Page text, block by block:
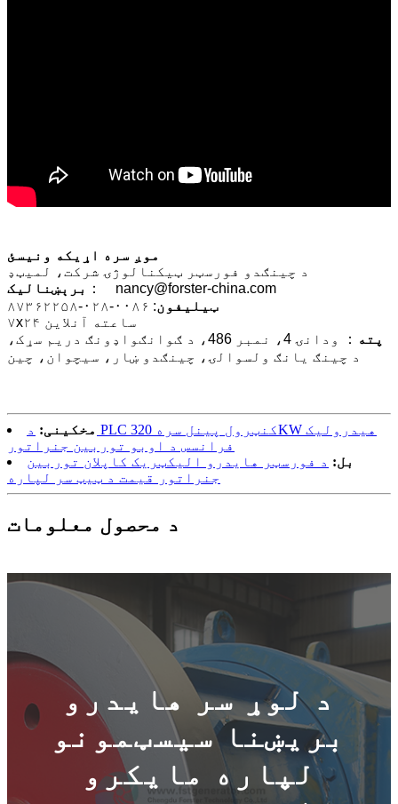
موږ سره اړیکه ونیسئ
د چینګدو فورسټر ټیکنالوژۍ شرکت، لمیټډ
برېښنالیک
： nancy@forster-china.com
ټیلیفون: ۰۰۸۶-۰۲۸-۸۷۳۶۲۲۵۸
۷x۲۴ ساعته آنلاین
پته
： ودانۍ 4، نمبر 486، د ګوانګواډونګ دریم سړک،
د چینګ یانګ ولسوالۍ، چینګدو ښار، سیچوان، چین
مخکینی: د PLC کنټرول پینل سره 320KW هیدرولیک
فرانسس د اوبو توربین جنراتور
بل: د فورسټر هایدرو الیکټریک کاپلان توربین
جنراتور قیمت د ټیټ سر لپاره
د محصول معلومات
د لوړ سر هایدرو
بریښنا سیسټمونو
لپاره مایکرو